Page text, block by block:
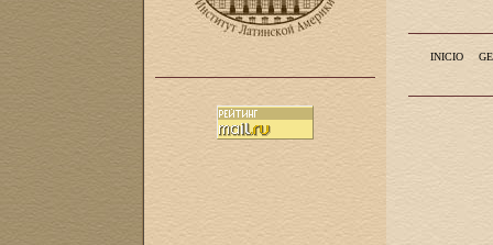
INICIO